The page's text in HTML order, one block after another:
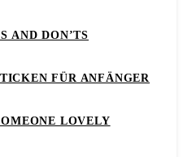
AND DON’TS
FÜR ANFÄNGER
LOVELY